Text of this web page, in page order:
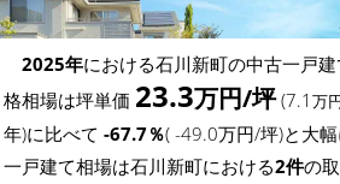
2025年における石川新町の中古一戸
格相場は坪単価 23.3万円/坪(7.1 万
年)に比べて -67.7％( -49.0万円/坪)と大
一戸建て相場は石川新町における2件の